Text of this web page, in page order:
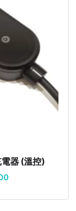
器 (溫控)